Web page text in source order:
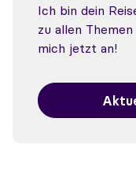
Ich bin dein
zu allen
mich jetzt an!